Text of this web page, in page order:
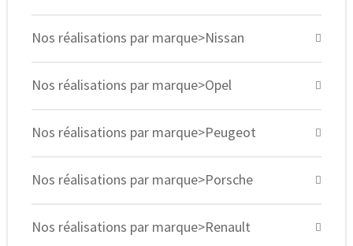
Nos réalisations par marque>Nissan
Nos réalisations par marque>Opel
Nos réalisations par marque>Peugeot
Nos réalisations par marque>Porsche
Nos réalisations par marque>Renault